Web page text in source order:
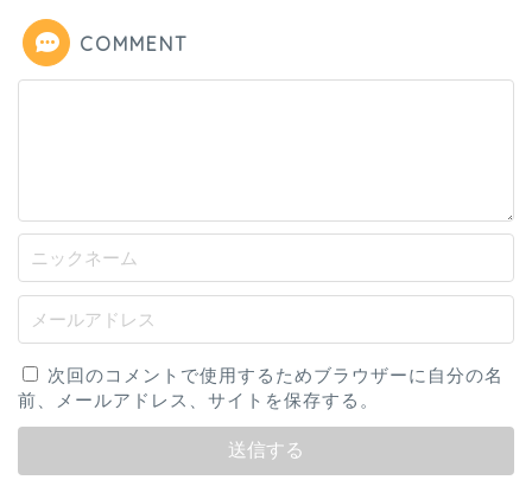
COMMENT
次回のコメントで使用するためブラウザーに自分の名
前、メールアドレス、サイトを保存する。